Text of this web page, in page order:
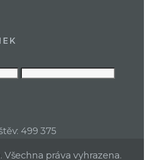
499 375
Všechna práva vyhrazena.